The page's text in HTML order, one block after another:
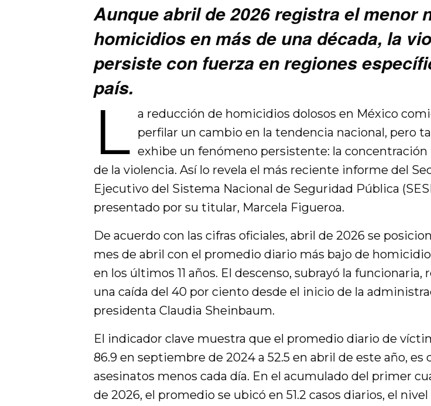
Aunque abril de 2026 registra el menor
homicidios en más de una década, la
persiste con fuerza en regiones
país.
L a reducción de homicidios dolosos en México
perfilar un cambio en la tendencia nacional, pero
exhibe un fenómeno persistente: la
de la violencia. Así lo revela el más reciente informe del
Ejecutivo del Sistema Nacional de Seguridad Pública
presentado por su titular, Marcela Figueroa.
De acuerdo con las cifras oficiales, abril de 2026 se
mes de abril con el promedio diario más bajo de
en los últimos 11 años. El descenso, subrayó la funcionaria,
una caída del 40 por ciento desde el inicio de la
presidenta Claudia Sheinbaum.
El indicador clave muestra que el promedio diario de
86.9 en septiembre de 2024 a 52.5 en abril de este año, es
asesinatos menos cada día. En el acumulado del primer
de 2026, el promedio se ubicó en 51.2 casos diarios, el